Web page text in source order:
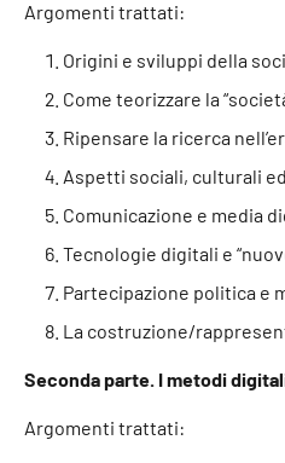
Argomenti trattati:
Origini e sviluppi della
Come teorizzare la
Ripensare la ricerca
Aspetti sociali, culturali
Comunicazione e media
Tecnologie digitali e
Partecipazione politica e
La costruzione/
Seconda parte. I metodi
Argomenti trattati: